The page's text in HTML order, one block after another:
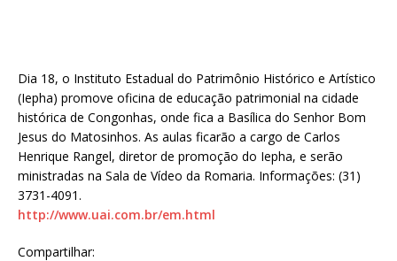
Dia 18, o Instituto Estadual do Patrimônio Histórico e Artístico
(Iepha) promove oficina de educação patrimonial na cidade
histórica de Congonhas, onde fica a Basílica do Senhor Bom
Jesus do Matosinhos. As aulas ficarão a cargo de Carlos
Henrique Rangel, diretor de promoção do Iepha, e serão
ministradas na Sala de Vídeo da Romaria. Informações: (31)
3731-4091.
http://www.uai.com.br/em.html
Compartilhar: